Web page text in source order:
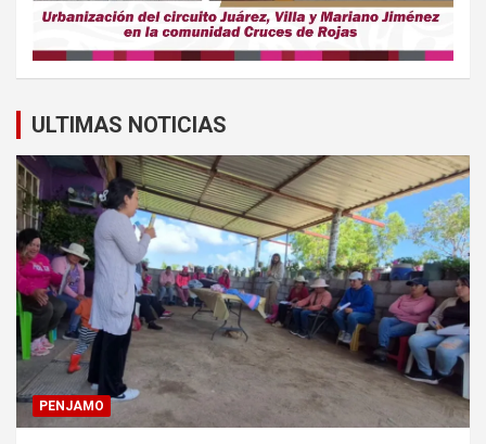
ULTIMAS NOTICIAS
PENJAMO